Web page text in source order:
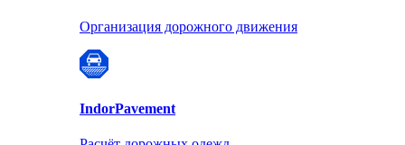
Организация дорожного движения
IndorPavement